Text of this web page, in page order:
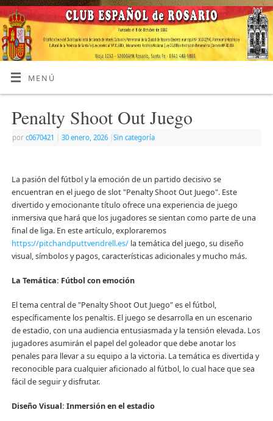
MENÚ
Penalty Shoot Out Juego
por c0670421 30 enero, 2026 Sin categoría
La pasión del fútbol y la emoción de un partido decisivo se
encuentran en el juego de slot "Penalty Shoot Out Juego". Este
divertido y emocionante título ofrece una experiencia de juego
inmersiva que hará que los jugadores se sientan como parte de una
final de liga. En este artículo, exploraremos
https://pitchandputtvendrell.es/la temática del juego, su diseño
visual, símbolos y pagos, características adicionales y mucho más.
La Temática: Fútbol con emoción
El tema central de "Penalty Shoot Out Juego" es el fútbol,
específicamente los penaltis. El juego se desarrolla en un escenario
de estadio, con una audiencia entusiasmada y la tensión elevada. Los
jugadores asumirán el papel del goleador que debe anotar los
penales para llevar a su equipo a la victoria. La temática es divertida y
reconocible para cualquier aficionado al fútbol, lo cual hace que sea
fácil de seguir y disfrutar.
Diseño Visual: Inmersión en el estadio